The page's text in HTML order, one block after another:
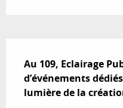
Au 109, Eclairage
d’événements
lumière de la